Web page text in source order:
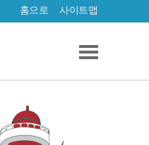
홈으로 사이트맵